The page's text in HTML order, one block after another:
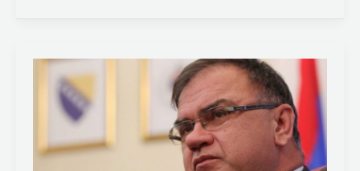
bez
otvoreno
progovorio:
vjerujem
da